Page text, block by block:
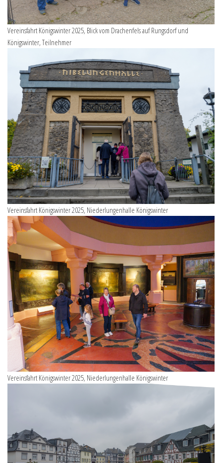
Vereinsfahrt Königswinter 2025, Blick vom Drachenfels auf Rungsdorf und
Königswinter, Teilnehmer
Vereinsfahrt Königswinter 2025, Niederlungenhalle Königswinter
Vereinsfahrt Königswinter 2025, Niederlungenhalle Königswinter